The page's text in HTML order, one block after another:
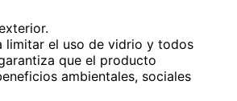
limitar el uso de vidrio y todos
que el producto
ambientales, sociales